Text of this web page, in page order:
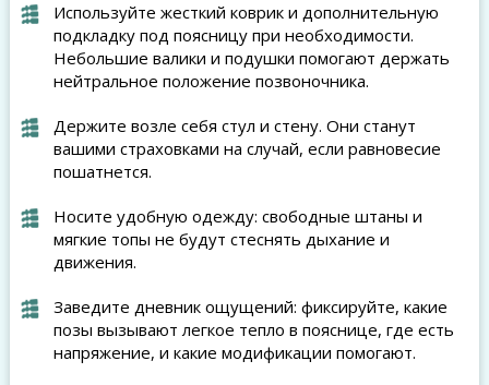
Используйте жесткий коврик и дополнительную
подкладку под поясницу при необходимости.
Небольшие валики и подушки помогают держать
нейтральное положение позвоночника.
Держите возле себя стул и стену. Они станут
вашими страховками на случай, если равновесие
пошатнется.
Носите удобную одежду: свободные штаны и
мягкие топы не будут стеснять дыхание и
движения.
Заведите дневник ощущений: фиксируйте, какие
позы вызывают легкое тепло в пояснице, где есть
напряжение, и какие модификации помогают.